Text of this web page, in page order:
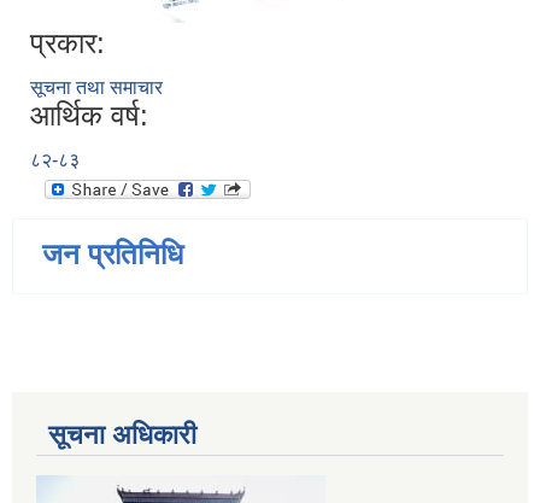
प्रकार:
सूचना तथा समाचार
आर्थिक वर्ष:
८२-८३
जन प्रतिनिधि
सूचना अधिकारी